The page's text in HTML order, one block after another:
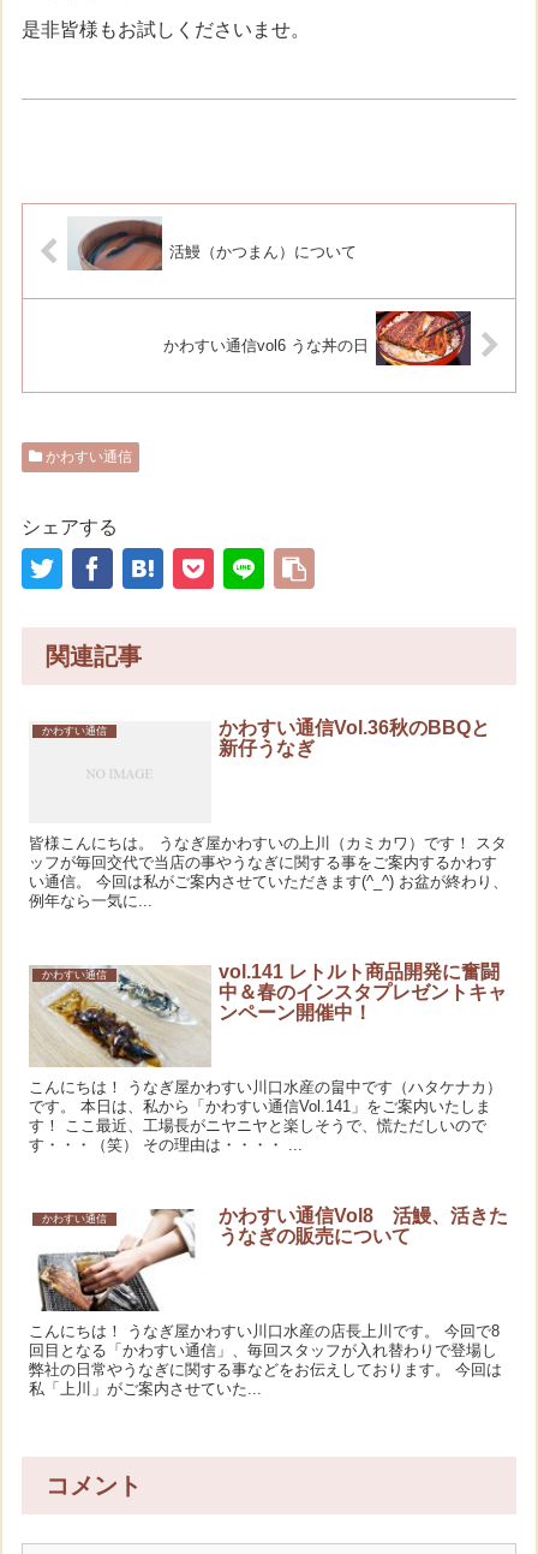
是非皆様もお試しくださいませ。
活鰻（かつまん）について
かわすい通信vol6 うな丼の日
かわすい通信
シェアする
関連記事
かわすい通信
かわすい通信Vol.36秋のBBQと
新仔うなぎ
皆様こんにちは。 うなぎ屋かわすいの上川（カミカワ）です！ スタ
ッフが毎回交代で当店の事やうなぎに関する事をご案内するかわす
い通信。 今回は私がご案内させていただきます(^_^) お盆が終わり、
例年なら一気に...
かわすい通信
vol.141 レトルト商品開発に奮闘
中＆春のインスタプレゼントキャ
ンペーン開催中！
こんにちは！ うなぎ屋かわすい川口水産の畠中です（ハタケナカ）
です。 本日は、私から「かわすい通信Vol.141」をご案内いたしま
す！ ここ最近、工場長がニヤニヤと楽しそうで、慌ただしいので
す・・・（笑） その理由は・・・・ ...
かわすい通信
かわすい通信Vol8 活鰻、活きた
うなぎの販売について
こんにちは！ うなぎ屋かわすい川口水産の店長上川です。 今回で8
回目となる「かわすい通信」、毎回スタッフが入れ替わりで登場し
弊社の日常やうなぎに関する事などをお伝えしております。 今回は
私「上川」がご案内させていた...
コメント